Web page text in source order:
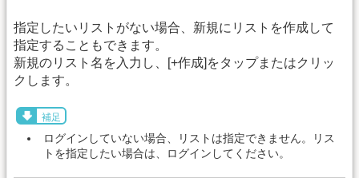
指定したいリストがない場合、新規にリストを作成して
指定することもできます。
新規のリスト名を入力し、[+作成]をタップまたはクリッ
クします。
補足
ログインしていない場合、リストは指定できません。リス
トを指定したい場合は、ログインしてください。